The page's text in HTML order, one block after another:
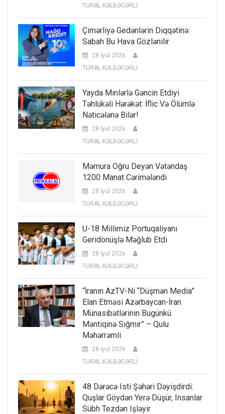
TURAL KƏLBƏCƏRLİ
Çimərliyə Gedənlərin Diqqətinə:
Sabah Bu Hava Gözlənilir
28 İyul 2026
TURAL KƏLBƏCƏRLİ
Yayda Minlərlə Gəncin Etdiyi
Təhlükəli Hərəkət: İflic Və Ölümlə
Nəticələnə Bilər!
28 İyul 2026
TURAL KƏLBƏCƏRLİ
Məmura Oğru Deyən Vətəndaş
1200 Manat Cərimələndi
28 İyul 2026
TURAL KƏLBƏCƏRLİ
U-18 Millimiz Portuqaliyanı
Geridönüşlə Məğlub Etdi
28 İyul 2026
TURAL KƏLBƏCƏRLİ
“İranın AzTV-Ni “düşmən Media”
Elan Etməsi Azərbaycan-İran
Münasibətlərinin Bugünkü
Məntiqinə Sığmır” – Qulu
Məhərrəmli
28 İyul 2026
TURAL KƏLBƏCƏRLİ
48 Dərəcə Isti Şəhəri Dəyişdirdi:
Quşlar Göydən Yerə Düşür, Insanlar
Sübh Tezdən Işləyir